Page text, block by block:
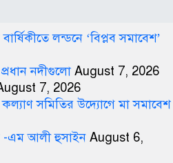
লন্ডনে ‘বিপ্লব সমাবেশ’
নদীগুলো August 7, 2026
7, 2026
সমিতির উদ্যোগে মা সমাবেশ
-এম আলী হুসাইন August 6,